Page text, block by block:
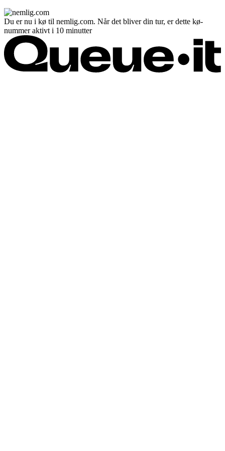
Du er nu i kø til nemlig.com. Når det bliver din tur, er dette kø-
nummer aktivt i 10 minutter